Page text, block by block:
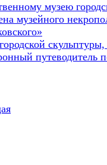
музею
музейного
путеводитель